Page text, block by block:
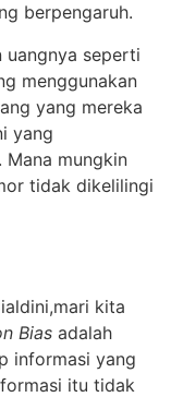
berpengaruh.
uangnya seperti
menggunakan
yang mereka
yang
mungkin
tidak dikelilingi
kita
Bias adalah
informasi yang
itu tidak